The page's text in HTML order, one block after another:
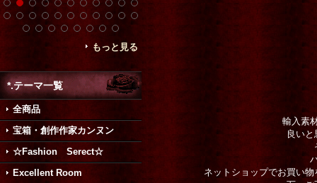
もっと見る
*.テーマ一覧
全商品
宝箱・創作作家カンヌン
☆Fashion Serect☆
Excellent Room
輸入素
良い
ネットショップでお買い